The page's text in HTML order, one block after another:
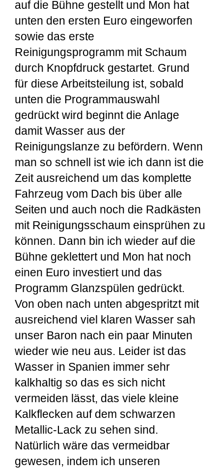
auf die Bühne gestellt und Mon hat
unten den ersten Euro eingeworfen
sowie das erste
Reinigungsprogramm mit Schaum
durch Knopfdruck gestartet. Grund
für diese Arbeitsteilung ist, sobald
unten die Programmauswahl
gedrückt wird beginnt die Anlage
damit Wasser aus der
Reinigungslanze zu befördern. Wenn
man so schnell ist wie ich dann ist die
Zeit ausreichend um das komplette
Fahrzeug vom Dach bis über alle
Seiten und auch noch die Radkästen
mit Reinigungsschaum einsprühen zu
können. Dann bin ich wieder auf die
Bühne geklettert und Mon hat noch
einen Euro investiert und das
Programm Glanzspülen gedrückt.
Von oben nach unten abgespritzt mit
ausreichend viel klaren Wasser sah
unser Baron nach ein paar Minuten
wieder wie neu aus. Leider ist das
Wasser in Spanien immer sehr
kalkhaltig so das es sich nicht
vermeiden lässt, das viele kleine
Kalkflecken auf dem schwarzen
Metallic-Lack zu sehen sind.
Natürlich wäre das vermeidbar
gewesen, indem ich unseren